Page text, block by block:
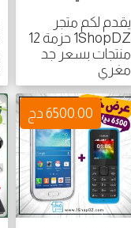
يقدم لكم متجر
1ShopDZ حزمة 12
منتجات بسعر جد
مغري
6500.00 دج